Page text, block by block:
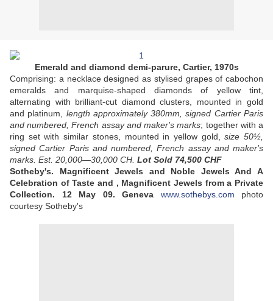
Emerald and diamond demi-parure, Cartier, 1970s
Comprising: a necklace designed as stylised grapes of cabochon
emeralds and marquise-shaped diamonds of yellow tint,
alternating with brilliant-cut diamond clusters, mounted in gold
and platinum, length approximately 380mm, signed Cartier Paris
and numbered, French assay and maker's marks; together with a
ring set with similar stones, mounted in yellow gold,size 50½,
signed Cartier Paris and numbered, French assay and maker's
marks. Est. 20,000—30,000 CH. Lot Sold 74,500 CHF
Sotheby's. Magnificent Jewels and Noble Jewels And A
Celebration of Taste and , Magnificent Jewels from a Private
Collection. 12 May 09. Geneva
www.sothebys.com photo
courtesy Sotheby's